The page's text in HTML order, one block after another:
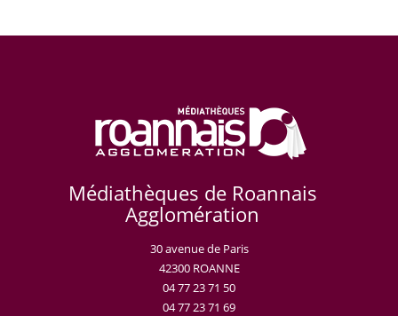
Médiathèques de Roannais
Agglomération
30 avenue de Paris
42300 ROANNE
04 77 23 71 50
04 77 23 71 69